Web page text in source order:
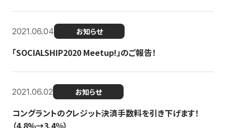
2021.06.04 お知らせ
「SOCIALSHIP2020 Meetup!」のご報告！
2021.06.02 お知らせ
コングラントのクレジット決済手数料を引き下げます！
（4.8%→3.4％）